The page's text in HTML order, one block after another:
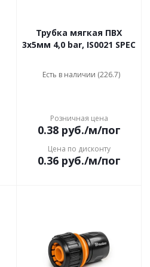
Трубка мягкая ПВХ
3х5мм 4,0 bar, IS0021 SPEC
Есть в наличии (226.7)
Розничная цена
0.38руб./м/пог
Цена по дисконту
0.36руб./м/пог